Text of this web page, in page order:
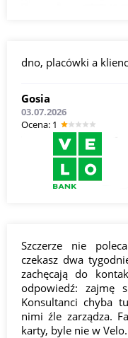
dno, placówki a
Gosia
03.07.2026
Оcena: 1
Szczerze nie
czekasz dwa
zachęcają do
odpowiedź: zajmę
Konsultanci chyba
nimi źle zarządza.
karty, byle nie w